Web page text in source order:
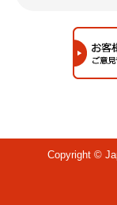
Copyright ©